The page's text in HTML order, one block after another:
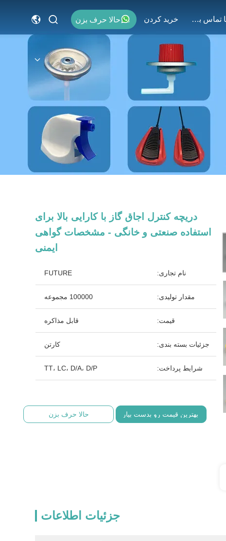
با ما تماس بگیرید خريد كردن حالا حرف بزن
دریچه کنترل اجاق گاز با کارایی بالا برای
استفاده صنعتی و خانگی - مشخصات گواهی
ایمنی
نام تجاری: FUTURE
مقدار تولیدی: 100000 مجموعه
قیمت: قابل مذاکره
جزئیات بسته بندی: کارتن
شرایط پرداخت: TT، LC، D/A، D/P
بهترین قیمت رو بدست بیار حالا حرف بزن
جزئیات اطلاعات